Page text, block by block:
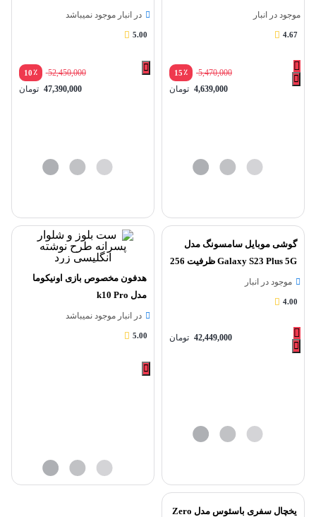
موجود در انبار
4.67
٪15
5,470,000
4,639,000 تومان
ظرفیت 256 گیگابایت
در انبار موجود نمیباشد
5.00
٪10
52,450,000
47,390,000 تومان
گوشی موبایل سامسونگ مدل
Galaxy S23 Plus 5G ظرفیت 256
گیگابایت و رم 8 گیگابایت
موجود در انبار
4.00
42,449,000 تومان
هدفون مخصوص بازی اونیکوما
مدل k10 Pro
در انبار موجود نمیباشد
5.00
یخچال سفری باسئوس مدل Zero